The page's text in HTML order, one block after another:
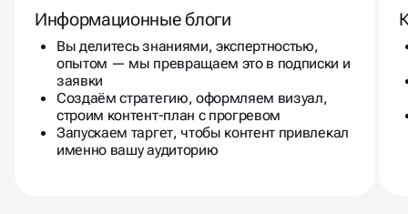
Информационные блоги
Вы делитесь знаниями, экспертностью,
опытом — мы превращаем это в подписки и
заявки
Создаём стратегию, оформляем визуал,
строим контент-план с прогревом
Запускаем таргет, чтобы контент привлекал
именно вашу аудиторию